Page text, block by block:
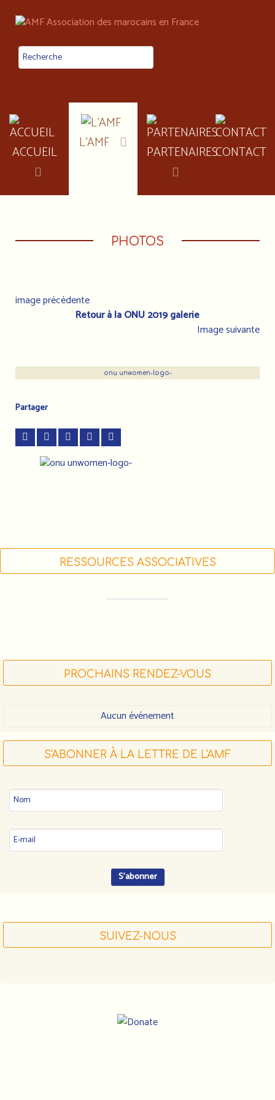
ACCUEIL L'AMF PARTENAIRESCONTACT
PHOTOS
image précédente
Retour à la ONU 2019 galerie
Image suivante
onu unwomen-logo-
Partager
RESSOURCES ASSOCIATIVES
PROCHAINS RENDEZ-VOUS
Aucun événement
S'ABONNER À LA LETTRE DE L'AMF
SUIVEZ-NOUS